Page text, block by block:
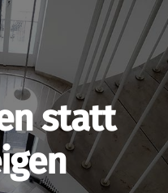
statt